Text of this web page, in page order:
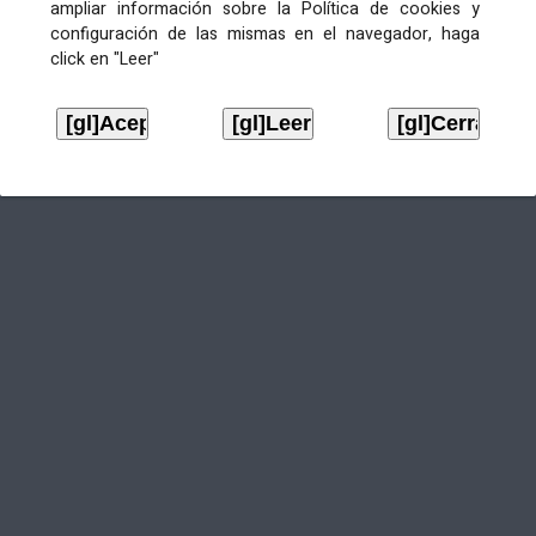
ampliar información sobre la Política de cookies y
configuración de las mismas en el navegador, haga
click en "Leer"